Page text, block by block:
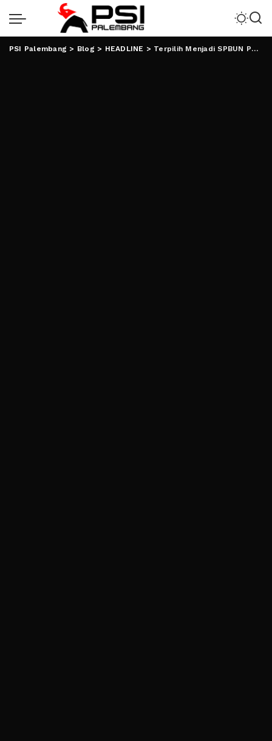
PSI Palembang > Blog > HEADLINE > Terpilih Menjadi SPBUN PT SGN, Rofi Wakafkan Diri untuk Organisasi